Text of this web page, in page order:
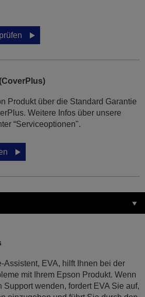
Produkt über die Standard Garantie
Weitere Infos über unsere
“Serviceoptionen".
Assistent, EVA, hilft Ihnen bei der
mit Ihrem Epson Produkt. Wenn
Support wenden, fordert EVA Sie auf,